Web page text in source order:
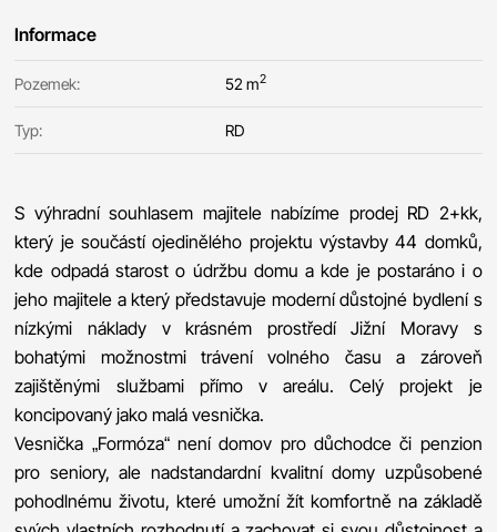
Informace
Pozemek: 52 m2
Typ: RD
S výhradní souhlasem majitele nabízíme prodej RD 2+kk,
který je součástí ojedinělého projektu výstavby 44 domků,
kde odpadá starost o údržbu domu a kde je postaráno i o
jeho majitele a který představuje moderní důstojné bydlení s
nízkými náklady v krásném prostředí Jižní Moravy s
bohatými možnostmi trávení volného času a zároveň
zajištěnými službami přímo v areálu. Celý projekt je
koncipovaný jako malá vesnička.
Vesnička „Formóza“ není domov pro důchodce či penzion
pro seniory, ale nadstandardní kvalitní domy uzpůsobené
pohodlnému životu, které umožní žít komfortně na základě